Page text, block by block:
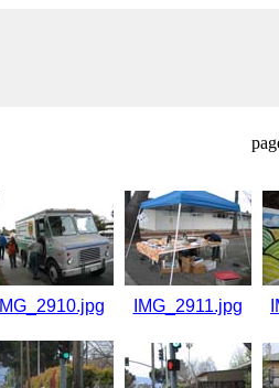
IMG_2910.jpg IMG_2911.jpg